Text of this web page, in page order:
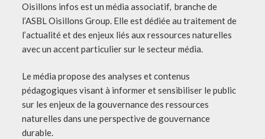
Oisillons infos est un média associatif, branche de
l’ASBL Oisillons Group. Elle est dédiée au traitement de
l’actualité et des enjeux liés aux ressources naturelles
avec un accent particulier sur le secteur média.
Le média propose des analyses et contenus
pédagogiques visant à informer et sensibiliser le public
sur les enjeux de la gouvernance des ressources
naturelles dans une perspective de gouvernance
durable.